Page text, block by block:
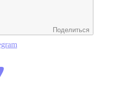
Поделиться